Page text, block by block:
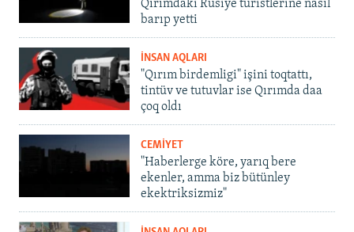
Qırımdaki Rusiye turistlerine nasıl
barıp yetti
İNSAN AQLARI
"Qırım birdemligi" işini toqtattı,
tintüv ve tutuvlar ise Qırımda daa
çoq oldı
CEMİYET
"Haberlerge köre, yarıq bere
ekenler, amma biz bütünley
ekektriksizmiz"